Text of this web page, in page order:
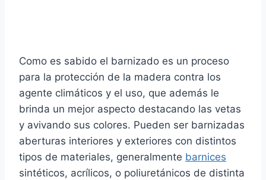
Como es sabido el barnizado es un proceso
para la protección de la madera contra los
agente climáticos y el uso, que además le
brinda un mejor aspecto destacando las vetas
y avivando sus colores. Pueden ser barnizadas
aberturas interiores y exteriores con distintos
tipos de materiales, generalmente barnices
sintéticos, acrílicos, o poliuretánicos de distinta